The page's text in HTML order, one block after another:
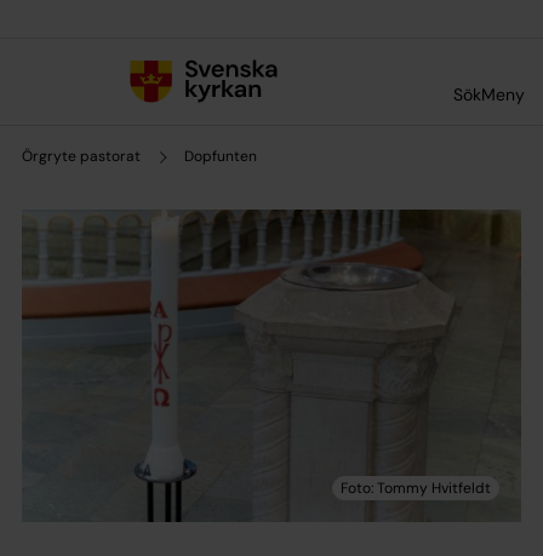
SökMeny
Örgryte pastorat Dopfunten